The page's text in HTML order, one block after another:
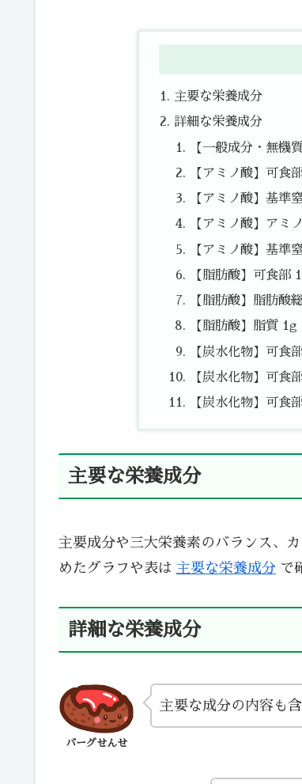
主要な栄養成分
詳細な栄養成分
【一般成分・無機
【アミノ酸】可食
【アミノ酸】基準
【アミノ酸】アミ
【アミノ酸】基準
【脂肪酸】可食部
【脂肪酸】脂肪酸
【脂肪酸】脂質 1g
【炭水化物】可食
【炭水化物】可食
【炭水化物】可食
主要な栄養成分
主要成分や三大栄養素のバランス、
めたグラフや表は 主要な栄養成分 で
詳細な栄養成分
バーグせんせ
主要な成分の内容も